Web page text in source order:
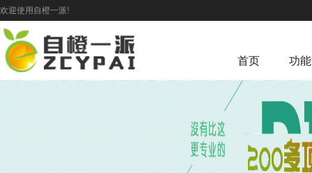
欢迎使用自橙一派!
首页 功